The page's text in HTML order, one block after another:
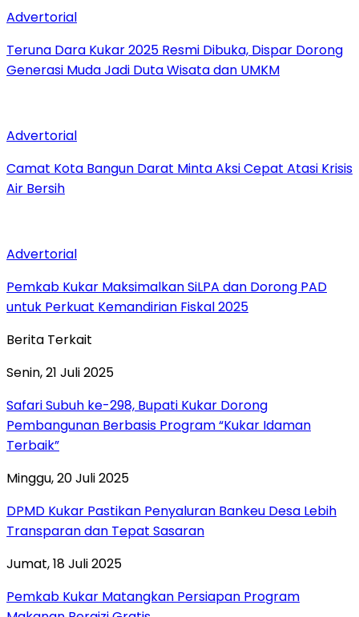
Advertorial
Teruna Dara Kukar 2025 Resmi Dibuka, Dispar Dorong
Generasi Muda Jadi Duta Wisata dan UMKM
Advertorial
Camat Kota Bangun Darat Minta Aksi Cepat Atasi Krisis
Air Bersih
Advertorial
Pemkab Kukar Maksimalkan SiLPA dan Dorong PAD
untuk Perkuat Kemandirian Fiskal 2025
Berita Terkait
Senin, 21 Juli 2025
Safari Subuh ke-298, Bupati Kukar Dorong
Pembangunan Berbasis Program “Kukar Idaman
Terbaik”
Minggu, 20 Juli 2025
DPMD Kukar Pastikan Penyaluran Bankeu Desa Lebih
Transparan dan Tepat Sasaran
Jumat, 18 Juli 2025
Pemkab Kukar Matangkan Persiapan Program